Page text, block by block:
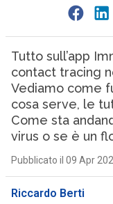
Tutto sull’app
contact tracing
Vediamo come
cosa serve, le
Come sta
virus o se è un
Pubblicato il 09 Apr
Riccardo Berti